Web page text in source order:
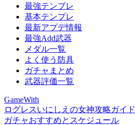
最強テンプレ
基本テンプレ
最新アプデ情報
最強Add武器
メダル一覧
よく使う防具
ガチャまとめ
武器評価一覧
GameWith
ログレスいにしえの女神攻略ガイド
ガチャおすすめとスケジュール